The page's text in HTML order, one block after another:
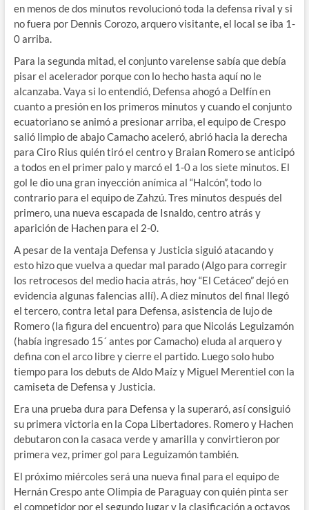
en menos de dos minutos revolucionó toda la defensa rival y si
no fuera por Dennis Corozo, arquero visitante, el local se iba 1-
0 arriba.
Para la segunda mitad, el conjunto varelense sabía que debía
pisar el acelerador porque con lo hecho hasta aquí no le
alcanzaba. Vaya si lo entendió, Defensa ahogó a Delfín en
cuanto a presión en los primeros minutos y cuando el conjunto
ecuatoriano se animó a presionar arriba, el equipo de Crespo
salió limpio de abajo Camacho aceleró, abrió hacia la derecha
para Ciro Rius quién tiró el centro y Braian Romero se anticipó
a todos en el primer palo y marcó el 1-0 a los siete minutos. El
gol le dio una gran inyección anímica al “Halcón”, todo lo
contrario para el equipo de Zahzú. Tres minutos después del
primero, una nueva escapada de Isnaldo, centro atrás y
aparición de Hachen para el 2-0.
A pesar de la ventaja Defensa y Justicia siguió atacando y
esto hizo que vuelva a quedar mal parado (Algo para corregir
los retrocesos del medio hacia atrás, hoy “El Cetáceo” dejó en
evidencia algunas falencias allí). A diez minutos del final llegó
el tercero, contra letal para Defensa, asistencia de lujo de
Romero (la figura del encuentro) para que Nicolás Leguizamón
(había ingresado 15´ antes por Camacho) eluda al arquero y
defina con el arco libre y cierre el partido. Luego solo hubo
tiempo para los debuts de Aldo Maíz y Miguel Merentiel con la
camiseta de Defensa y Justicia.
Era una prueba dura para Defensa y la superaró, así consiguió
su primera victoria en la Copa Libertadores. Romero y Hachen
debutaron con la casaca verde y amarilla y convirtieron por
primera vez, primer gol para Leguizamón también.
El próximo miércoles será una nueva final para el equipo de
Hernán Crespo ante Olimpia de Paraguay con quién pinta ser
el competidor por el segundo lugar y la clasificación a octavos